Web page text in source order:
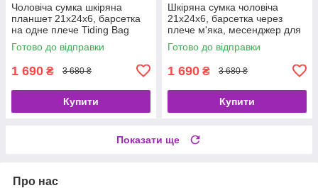
Чоловіча сумка шкіряна
планшет 21х24х6, барсетка
на одне плече Tiding Bag
M1254A чорна
Готово до відправки
1 690 ₴ 3 680 ₴
Купити
Шкіряна сумка чоловіча
21х24х6, барсетка через
плече м'яка, месенджер для
гаджетів BEXHILL TD-21334A
Готово до відправки
1 690 ₴ 3 680 ₴
Купити
Показати ще
Про нас